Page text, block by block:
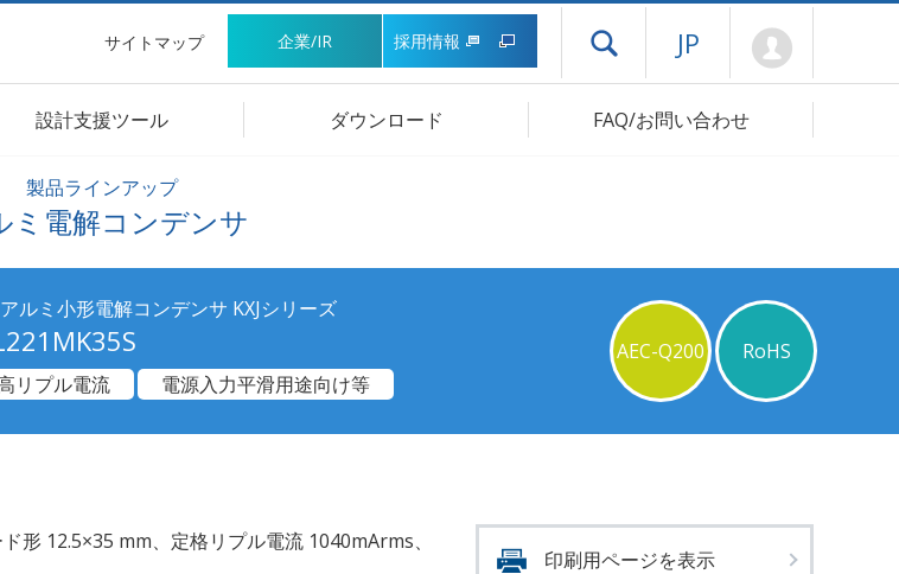
サイトマップ 企業/IR 採用情報 ドロワーメニューを開く
JP
設計支援ツール ダウンロード FAQ/お問い合わせ
製品ラインアップ
ミ電解コンデンサ
ルミ小形電解コンデンサ KXJシリーズ
AEC-Q200
RoHS
リプル電流 電源入力平滑用途向け等
形 12.5×35 mm、定格リプル電流 1040mArms、
印刷用ページを表示